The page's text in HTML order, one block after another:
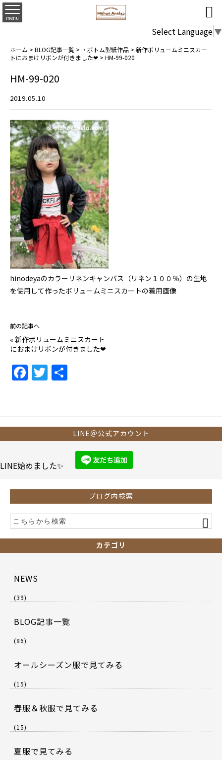
menu 
Select Language▼
ホーム > BLOG記事一覧 > ・ボトム型紙作品 > 新作ボリュームミニスカー
トにおまけリボンが付きました❤ > HM-99-020
HM-99-020
2019.05.10
hinodeyaのカラーリネンキャンバス（リネン１００％）の生地
を使用して作ったボリュームミニスカートの着用画像
前の記事へ
« 新作ボリュームミニスカート
におまけリボンが付きました❤
F
a
b
o
k
T
w
LINE＠公式アカウント
LINE始めました✨
ブログ内検索
カテゴリ
NEWS
(39)
BLOG記事一覧
(86)
オールシーズン服で見てみる
(15)
春服＆秋服で見てみる
(15)
夏服で見てみる